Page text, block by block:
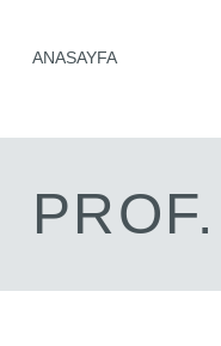
ANASAYFA